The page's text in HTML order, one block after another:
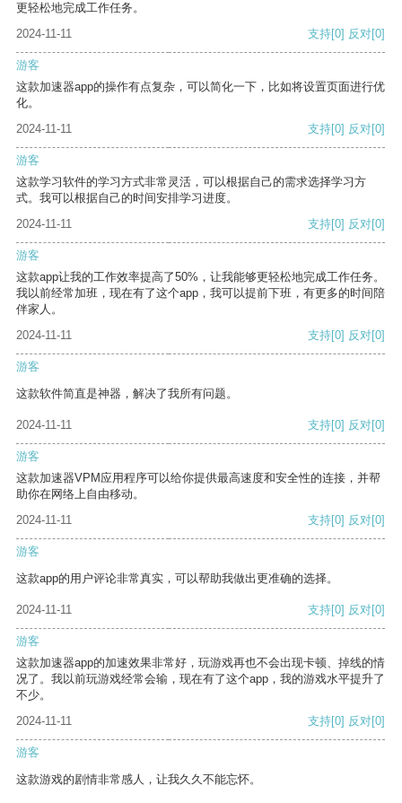
更轻松地完成工作任务。
2024-11-11
支持[0] 反对[0]
游客
这款加速器app的操作有点复杂，可以简化一下，比如将设置页面进行优
化。
2024-11-11
支持[0] 反对[0]
游客
这款学习软件的学习方式非常灵活，可以根据自己的需求选择学习方
式。我可以根据自己的时间安排学习进度。
2024-11-11
支持[0] 反对[0]
游客
这款app让我的工作效率提高了50%，让我能够更轻松地完成工作任务。
我以前经常加班，现在有了这个app，我可以提前下班，有更多的时间陪
伴家人。
2024-11-11
支持[0] 反对[0]
游客
这款软件简直是神器，解决了我所有问题。
2024-11-11 支持[0] 反对[0]
游客
这款加速器VPM应用程序可以给你提供最高速度和安全性的连接，并帮
助你在网络上自由移动。
2024-11-11
支持[0] 反对[0]
游客
这款app的用户评论非常真实，可以帮助我做出更准确的选择。
2024-11-11 支持[0] 反对[0]
游客
这款加速器app的加速效果非常好，玩游戏再也不会出现卡顿、掉线的情
况了。我以前玩游戏经常会输，现在有了这个app，我的游戏水平提升了
不少。
2024-11-11
支持[0] 反对[0]
游客
这款游戏的剧情非常感人，让我久久不能忘怀。